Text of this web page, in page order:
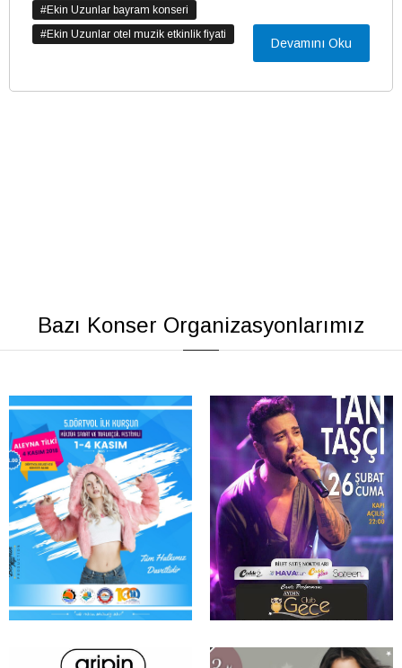
#Ekin Uzunlar bayram konseri
#Ekin Uzunlar otel muzik etkinlik fiyati
Devamını Oku
Bazı Konser Organizasyonlarımız